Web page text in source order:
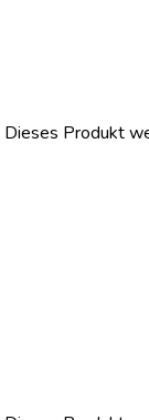
Dieses Produkt